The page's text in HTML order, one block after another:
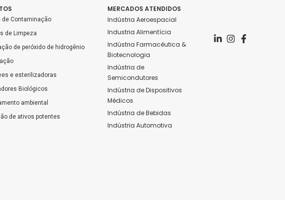
de Contaminação
de Limpeza
de peróxido de hidrogênio
e esterilizadoras
Biológicos
ambiental
de ativos potentes
MERCADOS ATENDIDOS
Indústria Aeroespacial
Industria Alimentícia
Indústria Farmacêutica &
Biotecnologia
Indústria de
Semicondutores
Indústria de Dispositivos
Médicos
Indústria de Bebidas
Indústria Automotiva